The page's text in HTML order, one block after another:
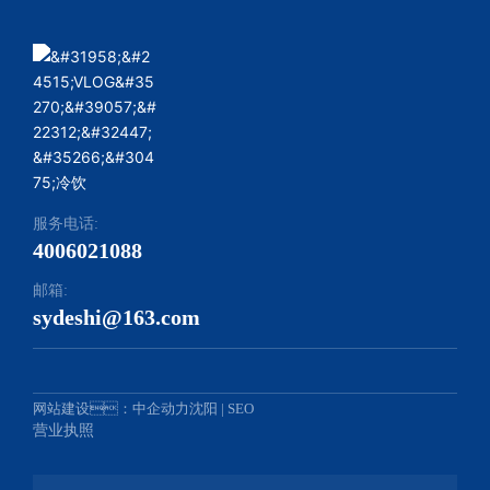
服务电话:
4006021088
邮箱:
sydeshi@163.com
网站建设：中企动力沈阳 | SEO
营业执照